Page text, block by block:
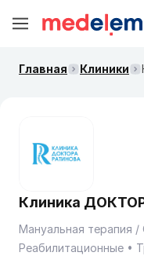
Главная Клиники
Клиника
Мануальная терапия /
Реабилитационные